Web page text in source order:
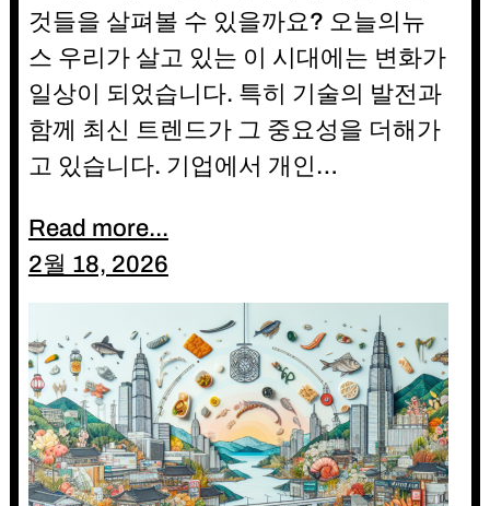
것들을 살펴볼 수 있을까요? 오늘의뉴
스 우리가 살고 있는 이 시대에는 변화가
일상이 되었습니다. 특히 기술의 발전과
함께 최신 트렌드가 그 중요성을 더해가
고 있습니다. 기업에서 개인…
Read more...
2월 18, 2026